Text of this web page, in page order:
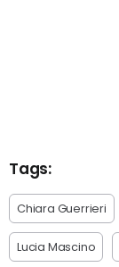
Tags:
Chiara Guerrieri
Lucia Mascino